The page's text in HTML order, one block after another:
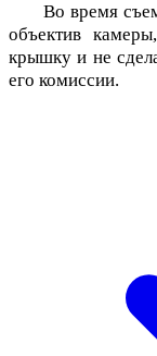
Во время
объектив
крышку и не
его комиссии.